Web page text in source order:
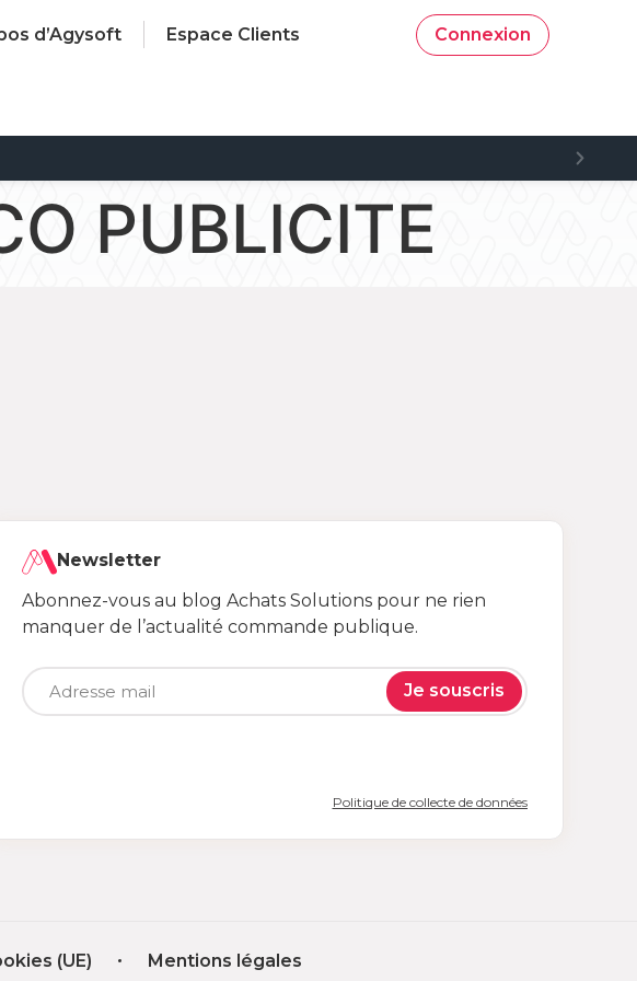
d’Agysoft Espace Clients Connexion
PUBLICITE
Newsletter
Abonnez-vous au blog Achats Solutions pour ne rien
manquer de l’actualité commande publique.
Je souscris
Politique de collecte de données
(UE) Mentions légales